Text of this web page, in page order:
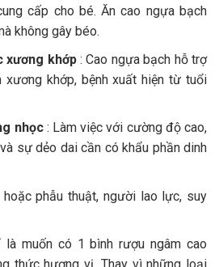
cấp cho bé. Ăn cao ngựa bạch
không gây béo.
xương khớp: Cao ngựa bạch hỗ trợ
xương khớp, bệnh xuất hiện từ tuổi
nhọc: Làm việc với cường độ cao,
sự dẻo dai cần có khẩu phần dinh
phẫu thuật, người lao lực, suy
là muốn có 1 bình rượu ngâm cao